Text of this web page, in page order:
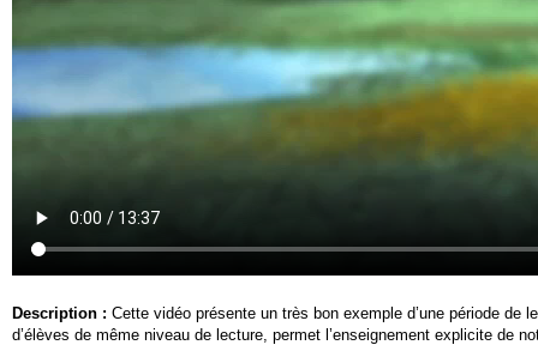
Description : Cette vidéo présente un très bon exemple d’une période de
d’élèves de même niveau de lecture, permet l’enseignement explicite de